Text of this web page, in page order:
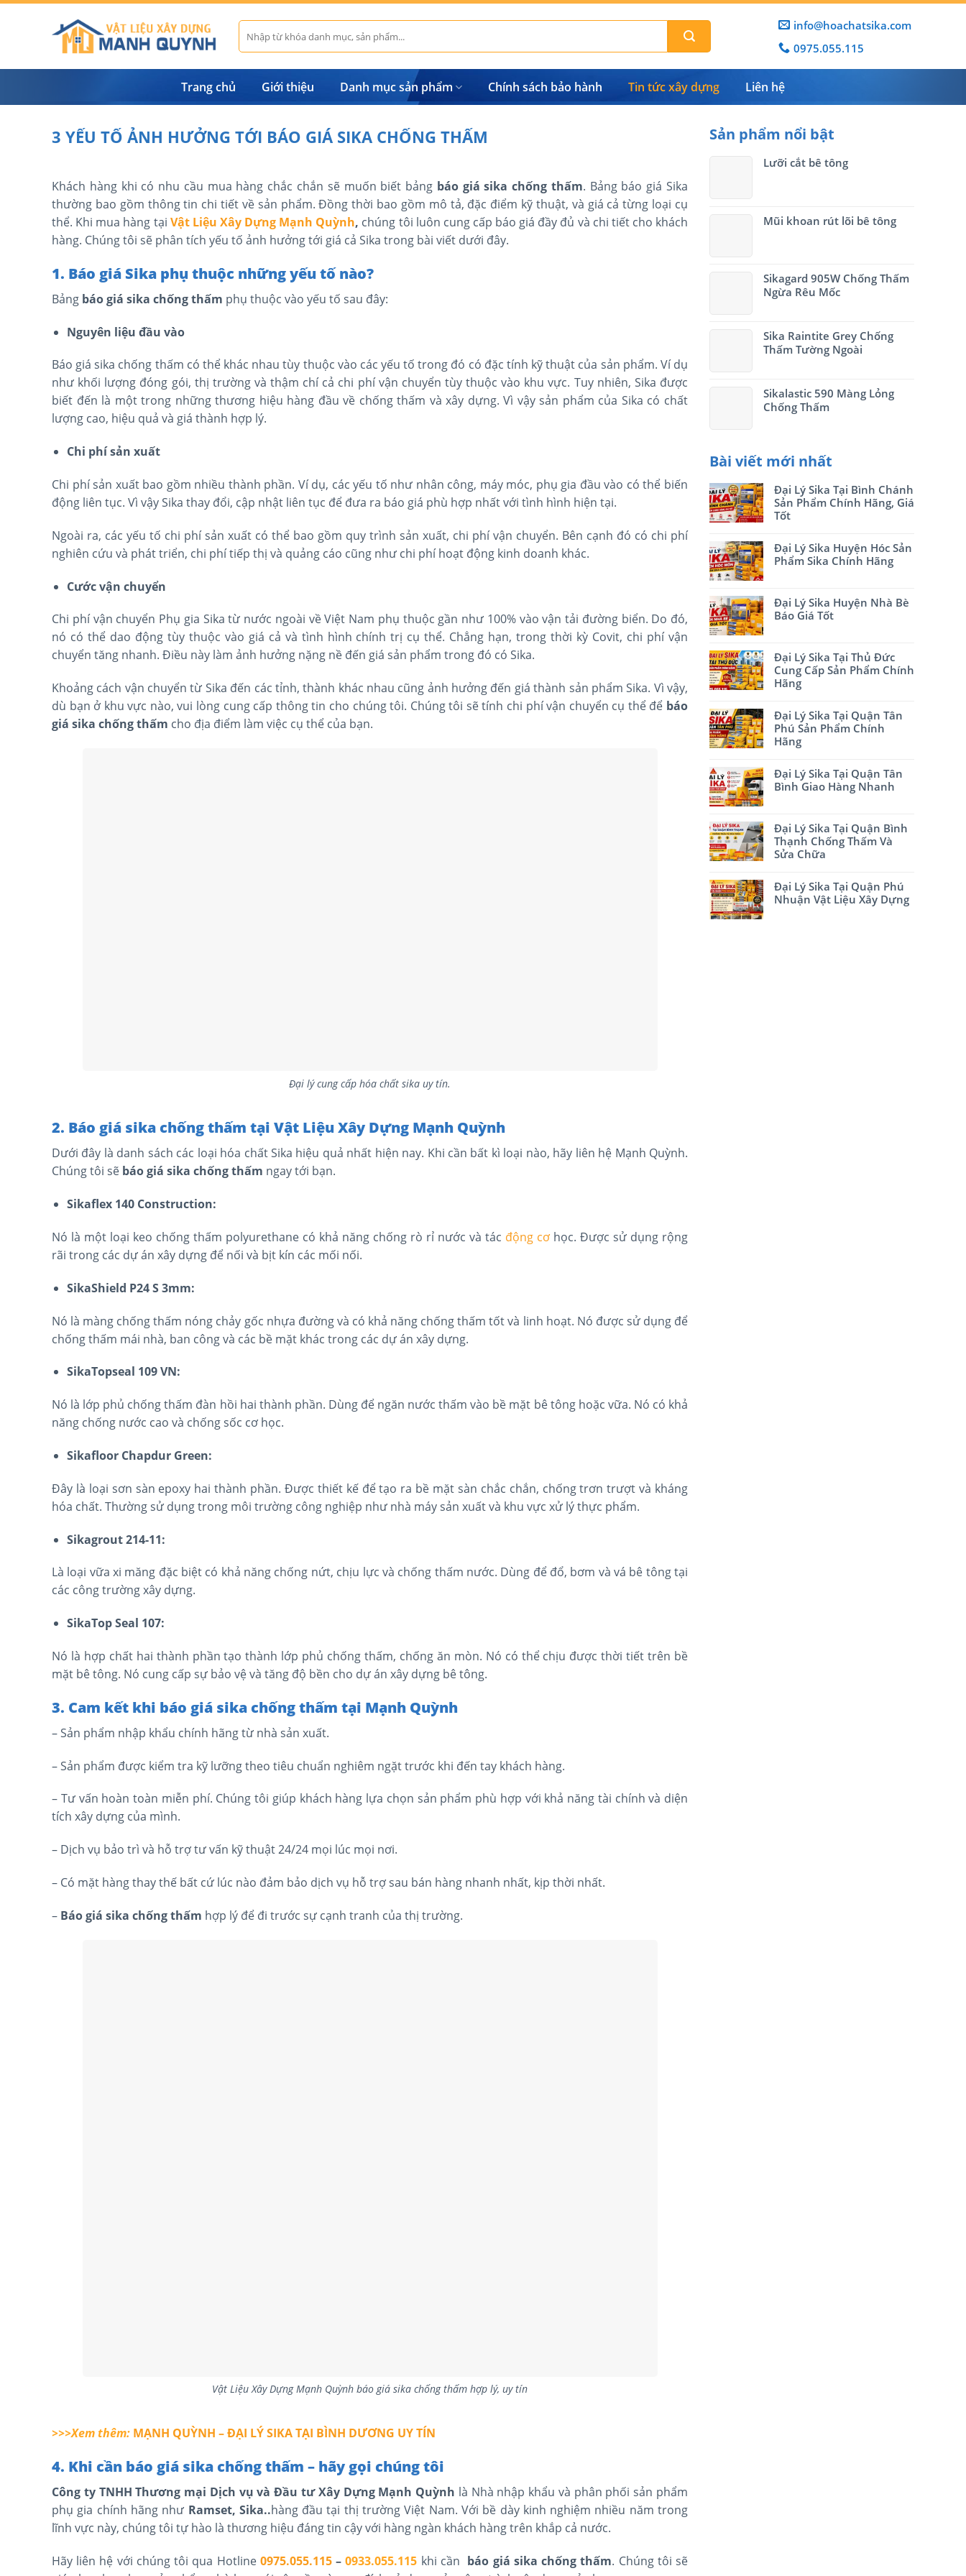
Skip
Tìm
kiếm:
info@hoachatsika.com
0975.055.115
Trang chủ Giới thiệu Danh mục sản phẩm Chính sách bảo hành Tin tức xây dựng Liên hệ
3 YẾU TỐ ẢNH HƯỞNG TỚI BÁO GIÁ SIKA CHỐNG THẤM
Khách hàng khi có nhu cầu mua hàng chắc chắn sẽ muốn biết bảng báo giá sika chống thấm. Bảng báo giá Sika
thường bao gồm thông tin chi tiết về sản phẩm. Đồng thời bao gồm mô tả, đặc điểm kỹ thuật, và giá cả từng loại cụ
thể. Khi mua hàng tại Vật Liệu Xây Dựng Mạnh Quỳnh, chúng tôi luôn cung cấp báo giá đầy đủ và chi tiết cho khách
hàng. Chúng tôi sẽ phân tích yếu tố ảnh hưởng tới giá cả Sika trong bài viết dưới đây.
1. Báo giá Sika phụ thuộc những yếu tố nào?
Bảng báo giá sika chống thấm phụ thuộc vào yếu tố sau đây:
Nguyên liệu đầu vào
Báo giá sika chống thấm có thể khác nhau tùy thuộc vào các yếu tố trong đó có đặc tính kỹ thuật của sản phẩm. Ví dụ
như khối lượng đóng gói, thị trường và thậm chí cả chi phí vận chuyển tùy thuộc vào khu vực. Tuy nhiên, Sika được
biết đến là một trong những thương hiệu hàng đầu về chống thấm và xây dựng. Vì vậy sản phẩm của Sika có chất
lượng cao, hiệu quả và giá thành hợp lý.
Chi phí sản xuất
Chi phí sản xuất bao gồm nhiều thành phần. Ví dụ, các yếu tố như nhân công, máy móc, phụ gia đầu vào có thể biến
động liên tục. Vì vậy Sika thay đổi, cập nhật liên tục để đưa ra báo giá phù hợp nhất với tình hình hiện tại.
Ngoài ra, các yếu tố chi phí sản xuất có thể bao gồm quy trình sản xuất, chi phí vận chuyển. Bên cạnh đó có chi phí
nghiên cứu và phát triển, chi phí tiếp thị và quảng cáo cũng như chi phí hoạt động kinh doanh khác.
Cước vận chuyển
Chi phí vận chuyển Phụ gia Sika từ nước ngoài về Việt Nam phụ thuộc gần như 100% vào vận tải đường biển. Do đó,
nó có thể dao động tùy thuộc vào giá cả và tình hình chính trị cụ thể. Chẳng hạn, trong thời kỳ Covit, chi phí vận
chuyển tăng nhanh. Điều này làm ảnh hưởng nặng nề đến giá sản phẩm trong đó có Sika.
Khoảng cách vận chuyển từ Sika đến các tỉnh, thành khác nhau cũng ảnh hưởng đến giá thành sản phẩm Sika. Vì vậy,
dù bạn ở khu vực nào, vui lòng cung cấp thông tin cho chúng tôi. Chúng tôi sẽ tính chi phí vận chuyển cụ thể để báo
giá sika chống thấm cho địa điểm làm việc cụ thể của bạn.
Đại lý cung cấp hóa chất sika uy tín.
2. Báo giá sika chống thấm tại Vật Liệu Xây Dựng Mạnh Quỳnh
Dưới đây là danh sách các loại hóa chất Sika hiệu quả nhất hiện nay. Khi cần bất kì loại nào, hãy liên hệ Mạnh Quỳnh.
Chúng tôi sẽ báo giá sika chống thấm ngay tới bạn.
Sikaflex 140 Construction:
Nó là một loại keo chống thấm polyurethane có khả năng chống rò rỉ nước và tác động cơ học. Được sử dụng rộng
rãi trong các dự án xây dựng để nối và bịt kín các mối nối.
SikaShield P24 S 3mm:
Nó là màng chống thấm nóng chảy gốc nhựa đường và có khả năng chống thấm tốt và linh hoạt. Nó được sử dụng để
chống thấm mái nhà, ban công và các bề mặt khác trong các dự án xây dựng.
SikaTopseal 109 VN:
Nó là lớp phủ chống thấm đàn hồi hai thành phần. Dùng để ngăn nước thấm vào bề mặt bê tông hoặc vữa. Nó có khả
năng chống nước cao và chống sốc cơ học.
Sikafloor Chapdur Green:
Đây là loại sơn sàn epoxy hai thành phần. Được thiết kế để tạo ra bề mặt sàn chắc chắn, chống trơn trượt và kháng
hóa chất. Thường sử dụng trong môi trường công nghiệp như nhà máy sản xuất và khu vực xử lý thực phẩm.
Sikagrout 214-11:
Là loại vữa xi măng đặc biệt có khả năng chống nứt, chịu lực và chống thấm nước. Dùng để đổ, bơm và vá bê tông tại
các công trường xây dựng.
SikaTop Seal 107:
Nó là hợp chất hai thành phần tạo thành lớp phủ chống thấm, chống ăn mòn. Nó có thể chịu được thời tiết trên bề
mặt bê tông. Nó cung cấp sự bảo vệ và tăng độ bền cho dự án xây dựng bê tông.
3. Cam kết khi báo giá sika chống thấm tại Mạnh Quỳnh
– Sản phẩm nhập khẩu chính hãng từ nhà sản xuất.
– Sản phẩm được kiểm tra kỹ lưỡng theo tiêu chuẩn nghiêm ngặt trước khi đến tay khách hàng.
– Tư vấn hoàn toàn miễn phí. Chúng tôi giúp khách hàng lựa chọn sản phẩm phù hợp với khả năng tài chính và diện
tích xây dựng của mình.
– Dịch vụ bảo trì và hỗ trợ tư vấn kỹ thuật 24/24 mọi lúc mọi nơi.
– Có mặt hàng thay thế bất cứ lúc nào đảm bảo dịch vụ hỗ trợ sau bán hàng nhanh nhất, kịp thời nhất.
– Báo giá sika chống thấm hợp lý để đi trước sự cạnh tranh của thị trường.
Vật Liệu Xây Dựng Mạnh Quỳnh báo giá sika chống thấm hợp lý, uy tín
>>>Xem thêm: MẠNH QUỲNH – ĐẠI LÝ SIKA TẠI BÌNH DƯƠNG UY TÍN
4. Khi cần báo giá sika chống thấm – hãy gọi chúng tôi
Công ty TNHH Thương mại Dịch vụ và Đầu tư Xây Dựng Mạnh Quỳnh là Nhà nhập khẩu và phân phối sản phẩm
phụ gia chính hãng như Ramset, Sika..hàng đầu tại thị trường Việt Nam. Với bề dày kinh nghiệm nhiều năm trong
lĩnh vực này, chúng tôi tự hào là thương hiệu đáng tin cậy với hàng ngàn khách hàng trên khắp cả nước.
Hãy liên hệ với chúng tôi qua Hotline 0975.055.115–0933.055.115 khi cần báo giá sika chống thấm. Chúng tôi sẽ
Sản phẩm nổi bật
Lưỡi cắt bê tông
Mũi khoan rút lõi bê tông
Sikagard 905W Chống Thấm
Ngừa Rêu Mốc
Sika Raintite Grey Chống
Thấm Tường Ngoài
Sikalastic 590 Màng Lỏng
Chống Thấm
Bài viết mới nhất
Đại Lý Sika Tại Bình Chánh
Sản Phẩm Chính Hãng, Giá
Tốt
Đại Lý Sika Huyện Hóc Sản
Phẩm Sika Chính Hãng
Đại Lý Sika Huyện Nhà Bè
Báo Giá Tốt
Đại Lý Sika Tại Thủ Đức
Cung Cấp Sản Phẩm Chính
Hãng
Đại Lý Sika Tại Quận Tân
Phú Sản Phẩm Chính
Hãng
Đại Lý Sika Tại Quận Tân
Bình Giao Hàng Nhanh
Đại Lý Sika Tại Quận Bình
Thạnh Chống Thấm Và
Sửa Chữa
Đại Lý Sika Tại Quận Phú
Nhuận Vật Liệu Xây Dựng